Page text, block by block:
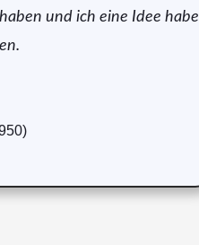
und ich eine Idee habe